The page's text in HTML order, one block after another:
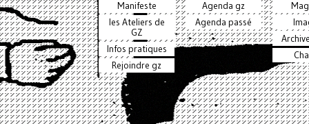
Manifeste
les Ateliers de
GZ
Infos pratiques
Rejoindre gz
Agenda gz
Agenda passé